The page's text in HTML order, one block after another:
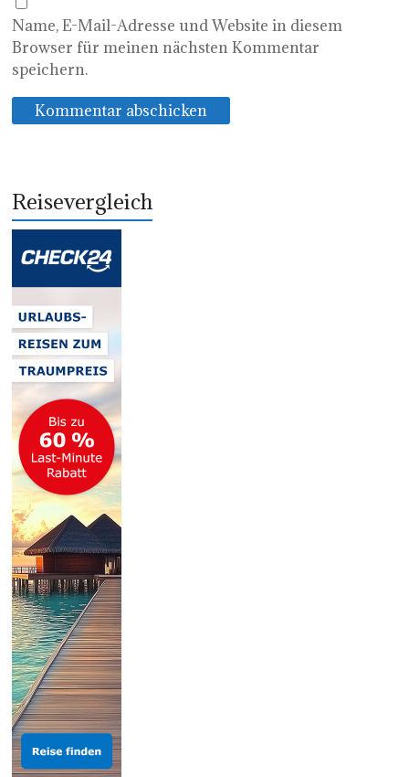
Name, E-Mail-Adresse und Website in diesem
Browser für meinen nächsten Kommentar
speichern.
Reisevergleich